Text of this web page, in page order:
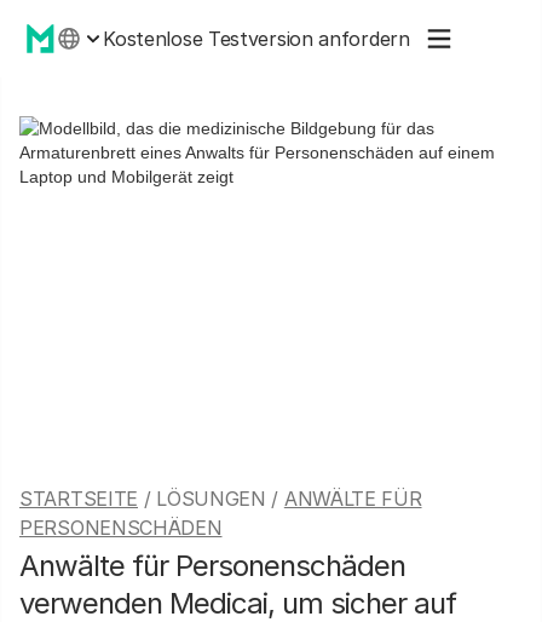
Kostenlose Testversion anfordern
STARTSEITE / LÖSUNGEN / ANWÄLTE FÜR
PERSONENSCHÄDEN
Anwälte für Personenschäden
verwenden Medicai, um sicher auf